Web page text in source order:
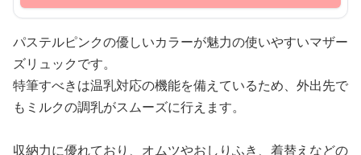
パステルピンクの優しいカラーが魅力の使いやすいマザー
ズリュックです。
特筆すべきは温乳対応の機能を備えているため、外出先で
もミルクの調乳がスムーズに行えます。
収納力に優れており、オムツやおしりふき、着替えなどの